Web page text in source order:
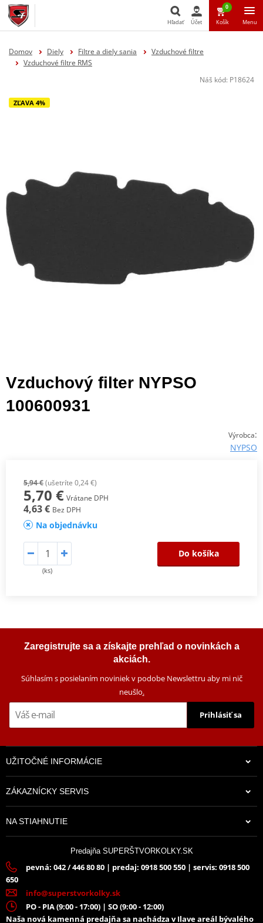
Hľadať Účet
0
Košík Menu
Domov Diely Filtre a diely sania
Vzduchové filtre
Vzduchové filtre RMS
Náš kód: P18624
ZĽAVA 4%
Vzduchový filter NYPSO
100600931
Výrobca:
NYPSO
5,94 €(ušetríte 0,24 €)
5,70 € Vrátane DPH
4,63 € Bez DPH
Na objednávku
(ks)
Do košíka
Zaregistrujte sa a získajte prehľad o novinkách a
akciách.
Súhlasím s posielaním noviniek v podobe Newslettru aby mi nič
neušlo.
Prihlásiť sa
UŽITOČNÉ INFORMÁCIE
ZÁKAZNÍCKY SERVIS
NA STIAHNUTIE
Predajňa SUPERŠTVORKOLKY.SK
pevná: 042 / 446 80 80 | predaj: 0918 500 550 | servis: 0918 500
650
info@superstvorkolky.sk
PO - PIA (9:00 - 17:00) | SO (9:00 - 12:00)
Naša nová kamenná predajňa sa nachádza v Ilave areál bývalého